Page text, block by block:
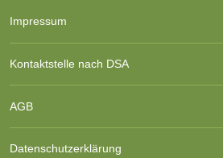
Impressum
Kontaktstelle nach DSA
AGB
Datenschutzerklärung